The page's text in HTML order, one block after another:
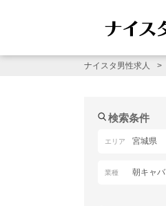
ナイスタ男性求人
検索条件
エリア 宮城県
業種 朝キャバ